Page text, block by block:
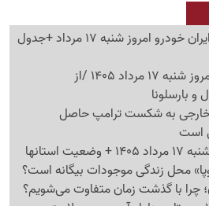
آخرین قیمت محصولات ایران خودرو امروز شنبه 17 مرداد +جدول
برنامه مسابقات ورزشی امروز شنبه 17 مرداد 1405 /از
خارجی به شکست ترامپ حاصل
است
محل زندگی موجودات بیگانه است؟
چرا با گذشت زمان متفاوت می‌شویم؟